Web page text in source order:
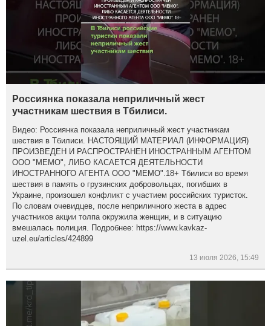
Россиянка показала неприличный жест
участникам шествия в Тбилиси.
Видео: Россиянка показала неприличный жест участникам
шествия в Тбилиси. НАСТОЯЩИЙ МАТЕРИАЛ (ИНФОРМАЦИЯ)
ПРОИЗВЕДЕН И РАСПРОСТРАНЕН ИНОСТРАННЫМ АГЕНТОМ
ООО "МЕМО", ЛИБО КАСАЕТСЯ ДЕЯТЕЛЬНОСТИ
ИНОСТРАННОГО АГЕНТА ООО "МЕМО".18+ Тбилиси во время
шествия в память о грузинских добровольцах, погибших в
Украине, произошел конфликт с участием российских туристок.
По словам очевидцев, после неприличного жеста в адрес
участников акции толпа окружила женщин, и в ситуацию
вмешалась полиция. Подробнее: https://www.kavkaz-
uzel.eu/articles/424899
13 июля 2026, 15:49